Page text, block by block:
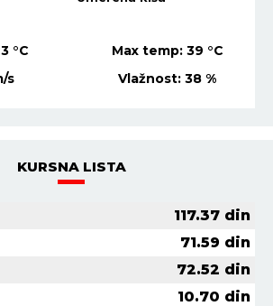
°C Max temp: 39 °C
s Vlažnost:38 %
KURSNA LISTA
117.37 din
71.59 din
72.52 din
10.70 din